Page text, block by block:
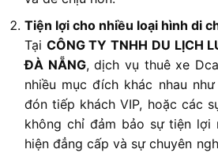
Tiện lợi cho nhiều loại hình di
Tại CÔNG TY TNHH DU LỊCH
ĐÀ NẴNG, dịch vụ thuê xe
nhiều mục đích khác nhau
đón tiếp khách VIP, hoặc các
không chỉ đảm bảo sự tiện lợi
hiện đẳng cấp và sự chuyên